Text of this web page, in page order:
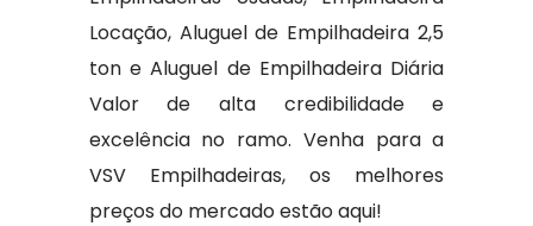
Locação, Aluguel de Empilhadeira 2,5
ton e Aluguel de Empilhadeira Diária
Valor de alta credibilidade e
excelência no ramo. Venha para a
VSV Empilhadeiras, os melhores
preços do mercado estão aqui!